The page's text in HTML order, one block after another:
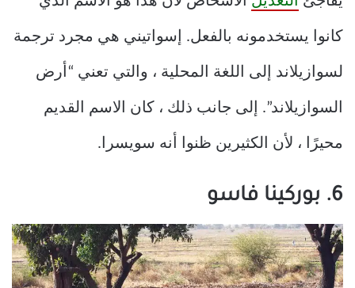
كانوا يستخدمونه بالفعل. إسواتيني هي مجرد ترجمة
لسوازيلاند إلى اللغة المحلية ، والتي تعني “أرض
السوازيلاند”. إلى جانب ذلك ، كان الاسم القديم
محيرًا ، لأن الكثيرين ظنوا أنه سويسرا.
6. بوركينا فاسو